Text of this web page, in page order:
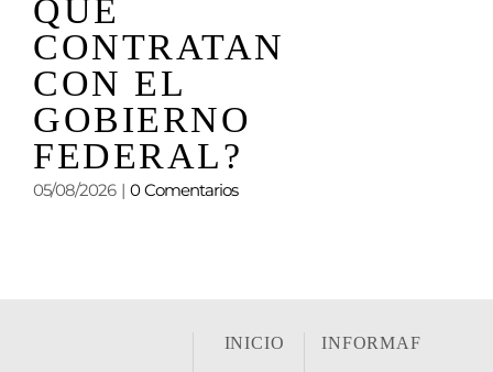
QUE
CONTRATAN
CON EL
GOBIERNO
FEDERAL?
05/08/2026 | 0 Comentarios
INICIO INFORMAF